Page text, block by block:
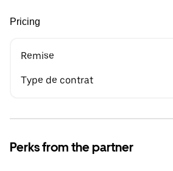
Pricing
Remise
Type de contrat
Perks from the partner